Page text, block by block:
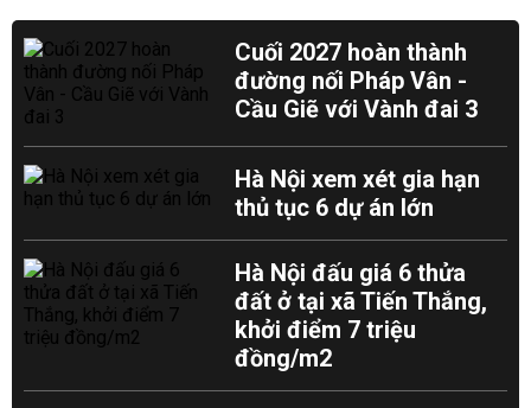
Cuối 2027 hoàn thành
đường nối Pháp Vân -
Cầu Giẽ với Vành đai 3
Hà Nội xem xét gia hạn
thủ tục 6 dự án lớn
Hà Nội đấu giá 6 thửa
đất ở tại xã Tiến Thắng,
khởi điểm 7 triệu
đồng/m2